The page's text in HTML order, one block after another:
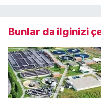
Bunlar da ilginizi